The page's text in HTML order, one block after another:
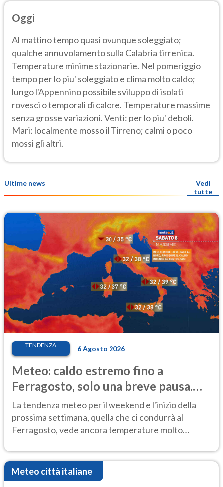
Oggi
Al mattino tempo quasi ovunque soleggiato;
qualche annuvolamento sulla Calabria tirrenica.
Temperature minime stazionarie. Nel pomeriggio
tempo per lo piu' soleggiato e clima molto caldo;
lungo l'Appennino possibile sviluppo di isolati
rovesci o temporali di calore. Temperature massime
senza grosse variazioni. Venti: per lo piu' deboli.
Mari: localmente mosso il Tirreno; calmi o poco
mossi gli altri.
Ultime news
Vedi
tutte
TENDENZA 6 Agosto 2026
Meteo: caldo estremo fino a
Ferragosto, solo una breve pausa.
Ecco dove
La tendenza meteo per il weekend e l'inizio della
prossima settimana, quella che ci condurrà al
Ferragosto, vede ancora temperature molto
Meteo città italiane